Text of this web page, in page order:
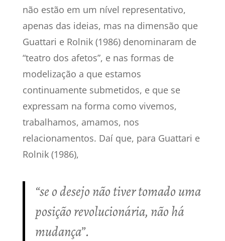
não estão em um nível representativo,
apenas das ideias, mas na dimensão que
Guattari e Rolnik (1986) denominaram de
“teatro dos afetos”, e nas formas de
modelização a que estamos
continuamente submetidos, e que se
expressam na forma como vivemos,
trabalhamos, amamos, nos
relacionamentos. Daí que, para Guattari e
Rolnik (1986),
“se o desejo não tiver tomado uma
posição revolucionária, não há
mudança”.